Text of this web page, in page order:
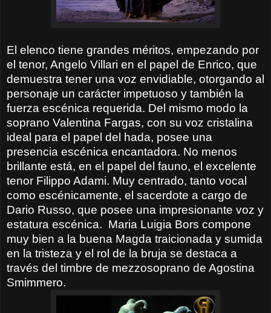
El elenco tiene grandes méritos, empezando por
el tenor, Angelo Villari en el papel de Enrico, que
demuestra tener una voz envidiable, otorgando al
personaje un carácter impetuoso y también la
fuerza escénica requerida. Del mismo modo la
soprano Valentina Fargas, con su voz cristalina
ideal para el papel del hada, posee una
presencia escénica encantadora. No menos
brillante está, en el papel del fauno, el excelente
tenor Filippo Adami. Muy centrado, tanto vocal
como escénicamente, el sacerdote a cargo de
Dario Russo, que posee una impresionante voz y
estatura escénica. Maria Luigia Bors compone
muy bien a la buena Magda traicionada y sumida
en la tristeza y el rol de la bruja se destaca a
través del timbre de mezzosoprano de Agostina
Smimmero.